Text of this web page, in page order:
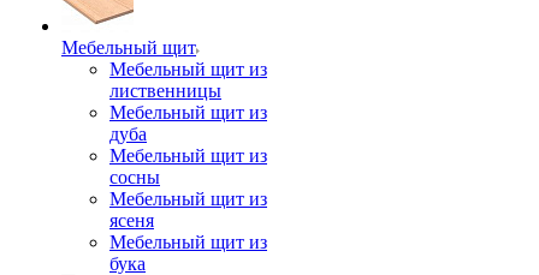
Мебельный щит
Мебельный щит из
лиственницы
Мебельный щит из
дуба
Мебельный щит из
сосны
Мебельный щит из
ясеня
Мебельный щит из
бука